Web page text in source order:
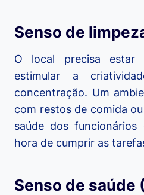
Senso de
O local precisa
estimular a
concentração. Um
com restos de comida
saúde dos funcionários
hora de cumprir as
Senso de saúde